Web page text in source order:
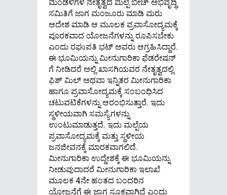
ಸಮಿತಿಗೆ ಜಾಗ ಮಂಜೂರು ಮಾಡಿ ಮರು
ಆದೇಶ ಮಾಡಿ ಆ ಮೂಲಕ ಪ್ರವಾಸೋದ್ಯಮಕ್ಕೆ
ಪೂರಕವಾದ ಯೋಜನೆಗಳನ್ನು ರೂಪಿಸಬೇಕು
ಎಂದು ರಘುಪತಿ ಭಟ್ ಅವರು ಆಗ್ರಹಿಸಿದ್ದಾರೆ.
ಈ ಭೂಮಿಯನ್ನು ಮೀನುಗಾರಿಕಾ ಫೆಡರೇಷನ್
ಗೆ ನೀಡಿದರೆ ಅಲ್ಲಿ ಖಾಸಗಿಯವರ ನೇತೃತ್ವದಲ್ಲಿ
ಫಿಶ್ ಮಿಲ್ ಅಥವಾ ಇನ್ನಿತರ ಮೀನುಗಾರಿಕಾ
ಹಾಗೂ ಪ್ರವಾಸೋದ್ಯಮಕ್ಕೆ ಸಂಬಂಧಿಸಿದ
ಚಟುವಟಿಕೆಗಳನ್ನು ಆರಂಭಿಸುತ್ತಾರೆ. ಇದು
ಸ್ಥಳೀಯವಾಗಿ ಸಮಸ್ಯೆಗಳನ್ನು
ಉಂಟುಮಾಡುತ್ತದೆ. ಇದು ಮಲ್ಪೆಯ
ಪ್ರವಾಸೋದ್ಯಮಕ್ಕೆ ಮತ್ತು ಸ್ಥಳೀಯ
ಜನಜೀವನಕ್ಕೆ ಮಾರಕವಾಗಲಿದೆ.
ಮೀನುಗಾರಿಕಾ ಉದ್ದೇಶಕ್ಕೆ ಈ ಭೂಮಿಯನ್ನು
ನೀಡುವುದಾದರೆ ಮೀನುಗಾರಿಕಾ ಇಲಾಖೆ
ಮೂಲಕ 4ನೇ ಹಂತದ ಬಂದರಿನ
ಯೋಜನೆಗೆ ಈ ಜಾಗ ಸೂಕ್ತವಾಗಿದೆ ಎಂದು